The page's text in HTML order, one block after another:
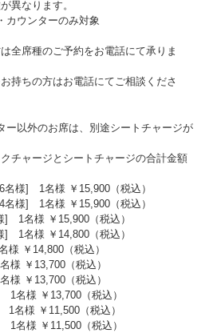
異なります。
カウンターのみ対象
全席種のご予約をお電話にて承りま
持ちの方はお電話にてご相談くださ
以外のお席は、別途シートチャージが
チャージとシートチャージの合計金額
名様] 1名様 ￥15,900 （税込）
名様] 1名様 ￥15,900 （税込）
] 1名様 ￥15,900 （税込）
] 1名様 ￥14,800 （税込）
様 ￥14,800 （税込）
様 ￥13,700 （税込）
様 ￥13,700 （税込）
1名様 ￥13,700 （税込）
1名様 ￥11,500 （税込）
1名様 ￥11,500 （税込）